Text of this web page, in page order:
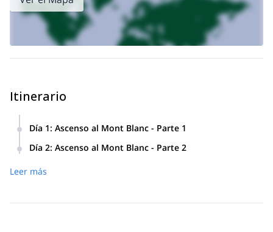
Itinerario
Día 1: Ascenso al Mont Blanc - Parte 1
Luego, caminamos por un sendero y escalamos hasta llegar
Gouter hasta llegar al Refugio Gouter, donde pasaremos la
Día 2: Ascenso al Mont Blanc - Parte 2
Después de pasar por tres puntos estratégicos (el Dôme de
Leer más